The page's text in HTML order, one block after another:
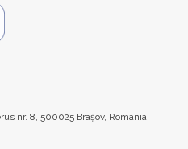
nr. 8, 500025 Brașov, România